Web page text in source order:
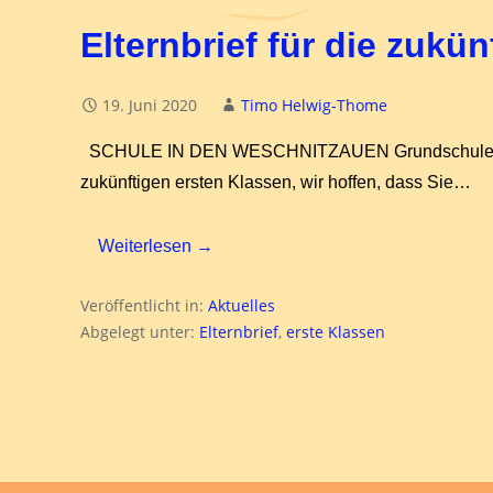
Elternbrief für die
19. Juni 2020 Timo Helwig-Thome
SCHULE IN DEN WESCHNITZAUEN
zukünftigen ersten Klassen, wir hoffen, dass Sie…
Weiterlesen →
Veröffentlicht in: Aktuelles
Abgelegt unter: Elternbrief, erste Klassen